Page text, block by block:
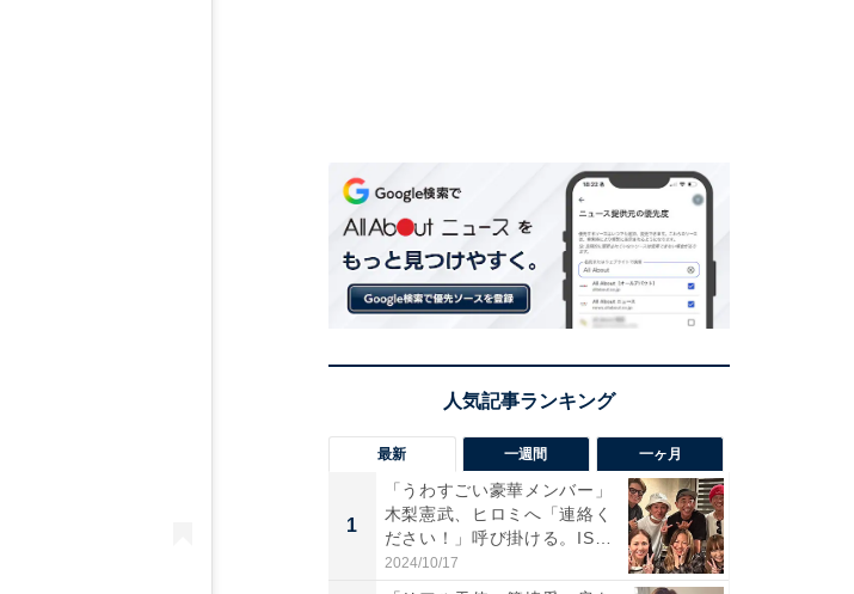
最新 一週間 一ヶ月
1
「うわすごい豪華メンバー」
木梨憲武、ヒロミへ「連絡く
ださい！」呼び掛ける。IS
S...
2024/10/17